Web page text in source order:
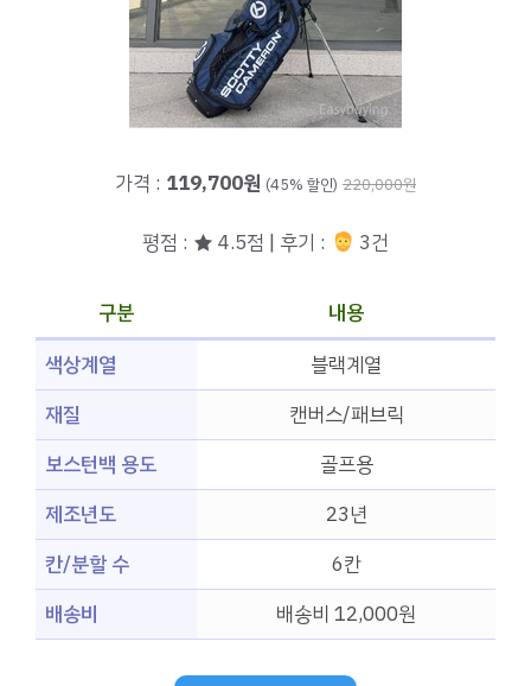
가격 : 119,700원 (45% 할인) 220,000원
평점 : ★ 4.5점 | 후기 : 3건
구분
내용
색상계열
블랙계열
재질
캔버스/패브릭
보스턴백 용도
골프용
제조년도
23년
칸/분할 수
6칸
배송비
배송비 12,000원